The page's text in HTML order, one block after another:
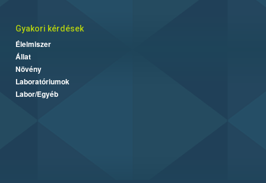
Gyakori kérdések
Élelmiszer
Állat
Növény
Laboratóriumok
Labor/Egyéb